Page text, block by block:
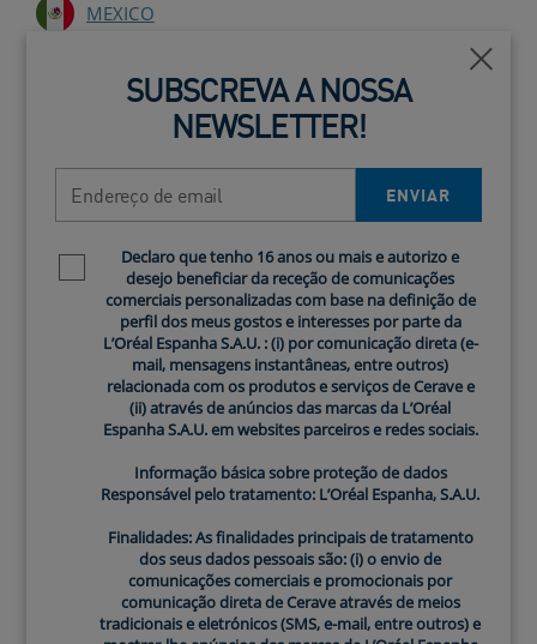
MEXICO
UNITED STATES
URUGUAY
EUROPE
BELGIUM
BULGARIA
DENMARK
FINLAND
FRANCE
SUBSCREVA A NOSSA
NEWSLETTER!
ENVIAR
Newsletter policy
Declaro que tenho 16 anos ou mais e autorizo e
desejo beneficiar da receção de comunicações
comerciais personalizadas com base na definição de
perfil dos meus gostos e interesses por parte da
L’Oréal Espanha S.A.U. : (i) por comunicação direta (e-
mail, mensagens instantâneas, entre outros)
relacionada com os produtos e serviços de Cerave e
(ii) através de anúncios das marcas da L’Oréal
Espanha S.A.U. em websites parceiros e redes sociais.
Informação básica sobre proteção de dados
Responsável pelo tratamento: L’Oréal Espanha, S.A.U.
Finalidades: As finalidades principais de tratamento
dos seus dados pessoais são: (i) o envio de
comunicações comerciais e promocionais por
comunicação direta de Cerave através de meios
tradicionais e eletrónicos (SMS, e-mail, entre outros) e